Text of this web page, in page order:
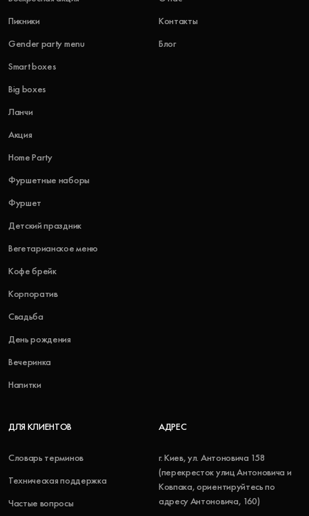
Пикники
Gender party menu
Smart boxes
Big boxes
Ланчи
Акция
Home Party
Фуршетные наборы
Фуршет
Детский праздник
Вегетарианское меню
Кофе брейк
Корпоратив
Свадьба
День рождения
Вечеринка
Напитки
Контакты
Блог
ДЛЯ КЛИЕНТОВ
Словарь терминов
Техническая поддержка
Частые вопросы
АДРЕС
г. Киев, ул. Антоновича 158
(перекресток улиц Антоновича и
Ковпака, ориентируйтесь по
адресу Антоновича, 160)